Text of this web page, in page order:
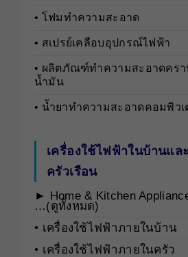
• โฟมทำความสะอาด
• สเปรย์เคลือบอุปกรณ์ไฟฟ้า
• ผลิตภัณฑ์ทำความสะอาดครา
น้ำมัน
• น้ำยาทำความสะอาดคอมพิวเ
เครื่องใช้ไฟฟ้าในบ้านและ
ครัวเรือน
► Home & Kitchen
…(ดูทั้งหมด)
• เครื่องใช้ไฟฟ้าภายในบ้าน
• เครื่องใช้ไฟฟ้าภายในครัว